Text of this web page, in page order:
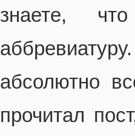
знаете,
абсолютно
прочитал